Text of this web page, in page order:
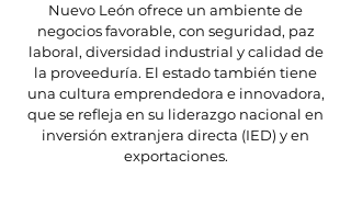
Nuevo León ofrece un ambiente de
negocios favorable, con seguridad, paz
laboral, diversidad industrial y calidad de
la proveeduría. El estado también tiene
una cultura emprendedora e innovadora,
que se refleja en su liderazgo nacional en
inversión extranjera directa (IED) y en
exportaciones.